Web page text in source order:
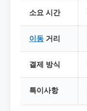
소요 시간
이동 거리
결제 방식
특이사항